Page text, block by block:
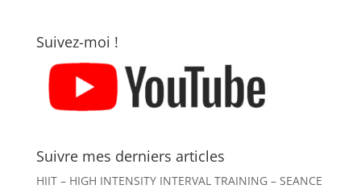
Suivez-moi !
Suivre mes derniers articles
HIIT – HIGH INTENSITY INTERVAL TRAINING – SEANCE